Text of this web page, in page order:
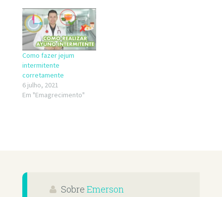
Como fazer jejum
intermitente
corretamente
6 julho, 2021
Em "Emagrecimento"
Sobre Emerson